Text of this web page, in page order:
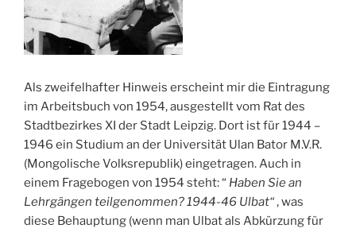
Als zweifelhafter Hinweis erscheint mir die Eintragung
im Arbeitsbuch von 1954, ausgestellt vom Rat des
Stadtbezirkes XI der Stadt Leipzig. Dort ist für 1944 –
1946 ein Studium an der Universität Ulan Bator M.V.R.
(Mongolische Volksrepublik) eingetragen. Auch in
einem Fragebogen von 1954 steht: “ Haben Sie an
Lehrgängen teilgenommen? 1944-46 Ulbat“, was
diese Behauptung (wenn man Ulbat als Abkürzung für